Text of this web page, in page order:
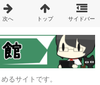
るサイトです。